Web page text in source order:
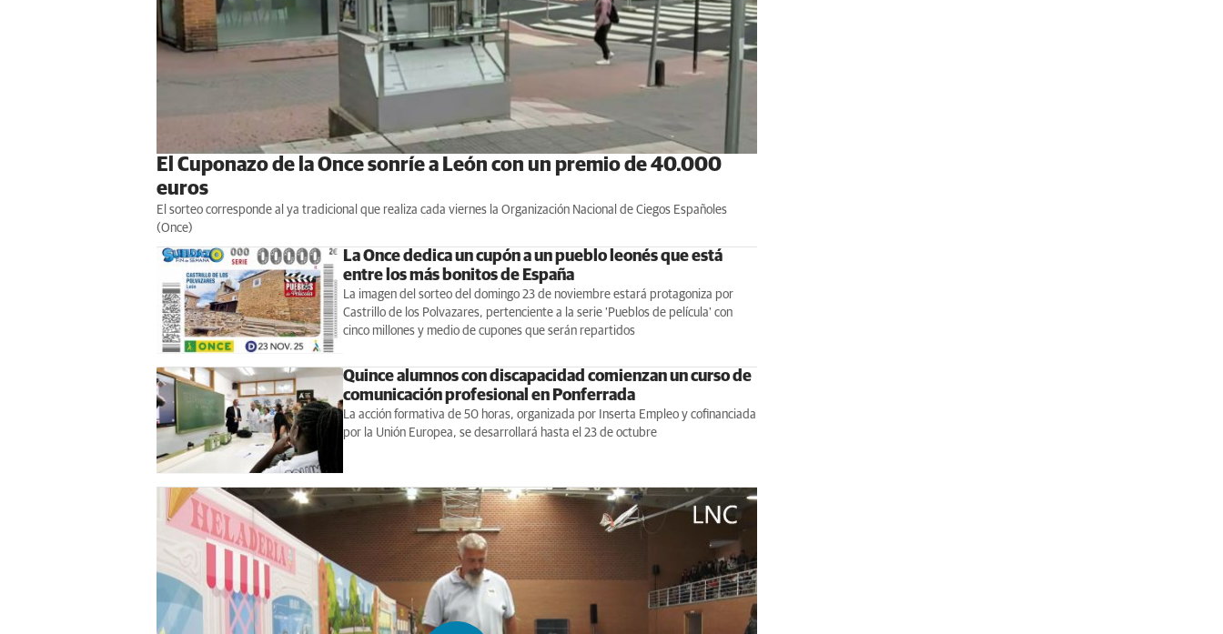
El Cuponazo de la Once sonríe a León con un premio de 40.000
euros
El sorteo corresponde al ya tradicional que realiza cada viernes la Organización Nacional de Ciegos Españoles
(Once)
La Once dedica un cupón a un pueblo leonés que está
entre los más bonitos de España
La imagen del sorteo del domingo 23 de noviembre estará protagoniza por
Castrillo de los Polvazares, pertenciente a la serie 'Pueblos de película' con
cinco millones y medio de cupones que serán repartidos
Quince alumnos con discapacidad comienzan un curso de
comunicación profesional en Ponferrada
La acción formativa de 50 horas, organizada por Inserta Empleo y cofinanciada
por la Unión Europea, se desarrollará hasta el 23 de octubre